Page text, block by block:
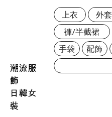
潮流服
飾
日韓女
裝
上衣 外套
褲/半截裙
手袋
配飾